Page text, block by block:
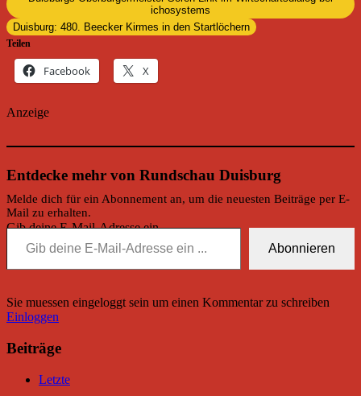
ichosystems
Duisburg: 480. Beecker Kirmes in den Startlöchern
Teilen
Facebook X
Anzeige
Entdecke mehr von Rundschau Duisburg
Melde dich für ein Abonnement an, um die neuesten Beiträge per E-
Mail zu erhalten.
Gib deine E-Mail-Adresse ein ...
Abonnieren
Sie muessen eingeloggt sein um einen Kommentar zu schreiben
Einloggen
Beiträge
Letzte